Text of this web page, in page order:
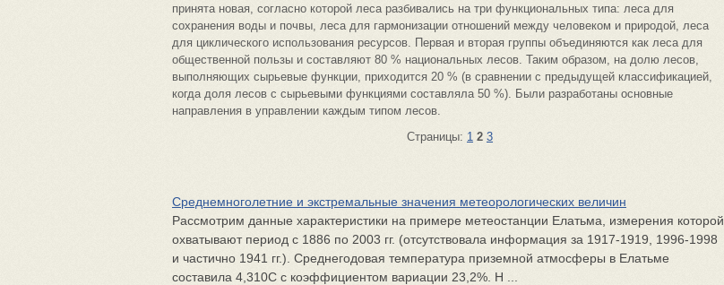
принята новая, согласно которой леса разбивались на три функциональных типа: леса для
сохранения воды и почвы, леса для гармонизации отношений между человеком и природой, леса
для циклического использования ресурсов. Первая и вторая группы объединяются как леса для
общественной пользы и составляют 80 % национальных лесов. Таким образом, на долю лесов,
выполняющих сырьевые функции, приходится 20 % (в сравнении с предыдущей классификацией,
когда доля лесов с сырьевыми функциями составляла 50 %). Были разработаны основные
направления в управлении каждым типом лесов.
Страницы: 1 2 3
Среднемноголетние и экстремальные значения метеорологических величин
Рассмотрим данные характеристики на примере метеостанции Елатьма, измерения которой
охватывают период с 1886 по 2003 гг. (отсутствовала информация за 1917-1919, 1996-1998
и частично 1941 гг.). Среднегодовая температура приземной атмосферы в Елатьме
составила 4,310С с коэффициентом вариации 23,2%. Н ...